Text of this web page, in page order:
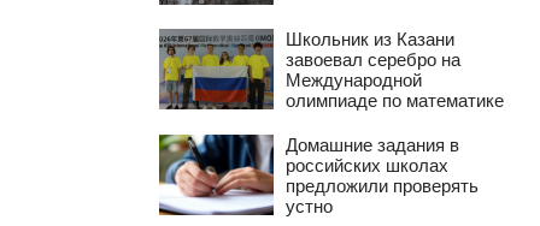
Школьник из Казани
завоевал серебро на
Международной
олимпиаде по математике
Домашние задания в
российских школах
предложили проверять
устно